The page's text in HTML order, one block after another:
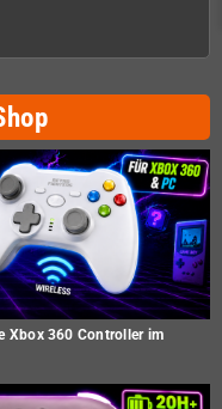
Xbox 360 Controller im